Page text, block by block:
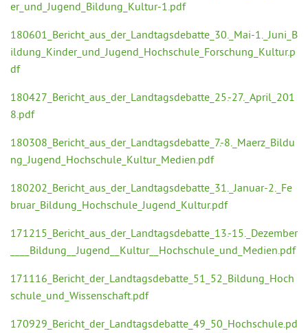
er_und_Jugend_Bildung_Kultur-1.pdf
180601_Bericht_aus_der_Landtagsdebatte_30._Mai-1._Juni_B
ildung_Kinder_und_Jugend_Hochschule_Forschung_Kultur.p
df
180427_Bericht_aus_der_Landtagsdebatte_25.-27._April_201
8.pdf
180308_Bericht_aus_der_Landtagsdebatte_7.-8._Maerz_Bildu
ng_Jugend_Hochschule_Kultur_Medien.pdf
180202_Bericht_aus_der_Landtagsdebatte_31._Januar-2._Fe
bruar_Bildung_Hochschule_Jugend_Kultur.pdf
171215_Bericht_aus_der_Landtagsdebatte_13.-15._Dezember
____Bildung__Jugend__Kultur__Hochschule_und_Medien.pdf
171116_Bericht_der_Landtagsdebatte_51_52_Bildung_Hoch
schule_und_Wissenschaft.pdf
170929_Bericht_der_Landtagsdebatte_49_50_Hochschule.pd